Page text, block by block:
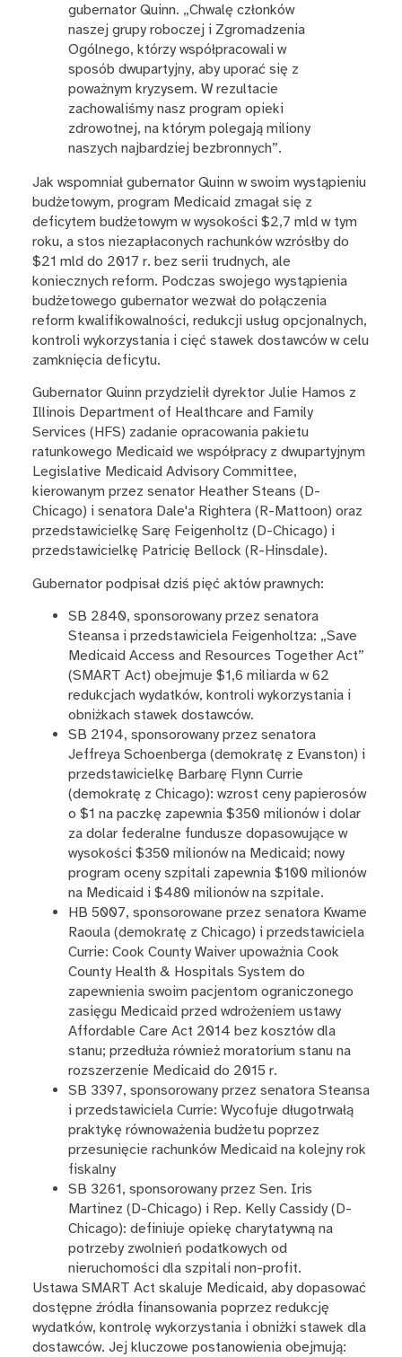
gubernator Quinn. „Chwalę członków
naszej grupy roboczej i Zgromadzenia
Ogólnego, którzy współpracowali w
sposób dwupartyjny, aby uporać się z
poważnym kryzysem. W rezultacie
zachowaliśmy nasz program opieki
zdrowotnej, na którym polegają miliony
naszych najbardziej bezbronnych”.
Jak wspomniał gubernator Quinn w swoim wystąpieniu
budżetowym, program Medicaid zmagał się z
deficytem budżetowym w wysokości $2,7 mld w tym
roku, a stos niezapłaconych rachunków wzrósłby do
$21 mld do 2017 r. bez serii trudnych, ale
koniecznych reform. Podczas swojego wystąpienia
budżetowego gubernator wezwał do połączenia
reform kwalifikowalności, redukcji usług opcjonalnych,
kontroli wykorzystania i cięć stawek dostawców w celu
zamknięcia deficytu.
Gubernator Quinn przydzielił dyrektor Julie Hamos z
Illinois Department of Healthcare and Family
Services (HFS) zadanie opracowania pakietu
ratunkowego Medicaid we współpracy z dwupartyjnym
Legislative Medicaid Advisory Committee,
kierowanym przez senator Heather Steans (D-
Chicago) i senatora Dale'a Rightera (R-Mattoon) oraz
przedstawicielkę Sarę Feigenholtz (D-Chicago) i
przedstawicielkę Patricię Bellock (R-Hinsdale).
Gubernator podpisał dziś pięć aktów prawnych:
SB 2840, sponsorowany przez senatora
Steansa i przedstawiciela Feigenholtza: „Save
Medicaid Access and Resources Together Act”
(SMART Act) obejmuje $1,6 miliarda w 62
redukcjach wydatków, kontroli wykorzystania i
obniżkach stawek dostawców.
SB 2194, sponsorowany przez senatora
Jeffreya Schoenberga (demokratę z Evanston) i
przedstawicielkę Barbarę Flynn Currie
(demokratę z Chicago): wzrost ceny papierosów
o $1 na paczkę zapewnia $350 milionów i dolar
za dolar federalne fundusze dopasowujące w
wysokości $350 milionów na Medicaid; nowy
program oceny szpitali zapewnia $100 milionów
na Medicaid i $480 milionów na szpitale.
HB 5007, sponsorowane przez senatora Kwame
Raoula (demokratę z Chicago) i przedstawiciela
Currie: Cook County Waiver upoważnia Cook
County Health & Hospitals System do
zapewnienia swoim pacjentom ograniczonego
zasięgu Medicaid przed wdrożeniem ustawy
Affordable Care Act 2014 bez kosztów dla
stanu; przedłuża również moratorium stanu na
rozszerzenie Medicaid do 2015 r.
SB 3397, sponsorowany przez senatora Steansa
i przedstawiciela Currie: Wycofuje długotrwałą
praktykę równoważenia budżetu poprzez
przesunięcie rachunków Medicaid na kolejny rok
fiskalny
SB 3261, sponsorowany przez Sen. Iris
Martinez (D-Chicago) i Rep. Kelly Cassidy (D-
Chicago): definiuje opiekę charytatywną na
potrzeby zwolnień podatkowych od
nieruchomości dla szpitali non-profit.
Ustawa SMART Act skaluje Medicaid, aby dopasować
dostępne źródła finansowania poprzez redukcję
wydatków, kontrolę wykorzystania i obniżki stawek dla
dostawców. Jej kluczowe postanowienia obejmują: